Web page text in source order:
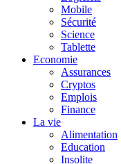
Mobile
Sécurité
Science
Tablette
Economie
Assurances
Cryptos
Emplois
Finance
La vie
Alimentation
Education
Insolite